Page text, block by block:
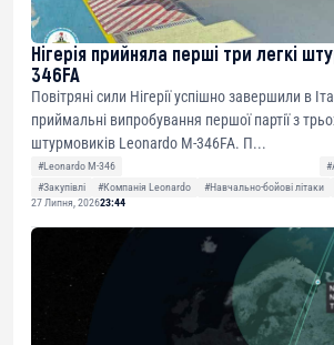
Нігерія прийняла перші три легкі
346FA
Повітряні сили Нігерії успішно завершили в
приймальні випробування першої партії з
штурмовиків Leonardo M-346FA. П...
#Leonardo M-346
#Закупівлі
#Компанія Leonardo #Навчально-бойові літаки
27 Липня, 202623:44